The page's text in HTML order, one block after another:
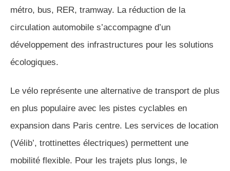
métro, bus, RER, tramway. La réduction de la
circulation automobile s’accompagne d’un
développement des infrastructures pour les solutions
écologiques.
Le vélo représente une alternative de transport de plus
en plus populaire avec les pistes cyclables en
expansion dans Paris centre. Les services de location
(Vélib’, trottinettes électriques) permettent une
mobilité flexible. Pour les trajets plus longs, le